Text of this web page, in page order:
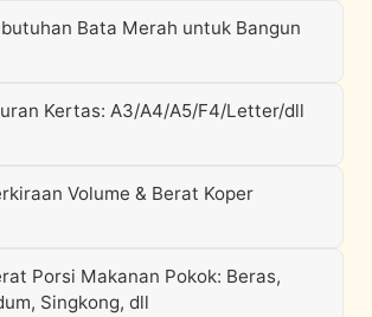
Bata Merah untuk Bangun
Kertas: A3/A4/A5/F4/Letter/dll
Volume & Berat Koper
Porsi Makanan Pokok: Beras,
Singkong, dll